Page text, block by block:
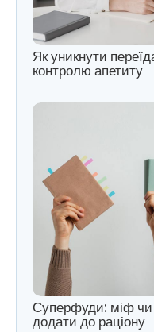
Як уникнути
контролю апетиту
Суперфуди: міф чи
додати до раціону